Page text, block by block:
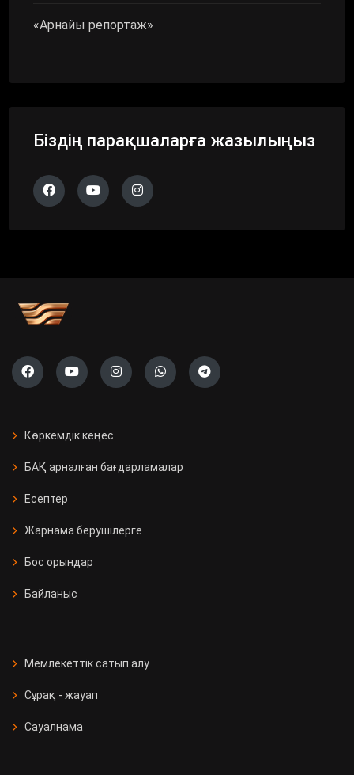
«Арнайы репортаж»
Біздің парақшаларға жазылыңыз
Көркемдік кеңес
БАҚ арналған бағдарламалар
Есептер
Жарнама берушілерге
Бос орындар
Байланыс
Мемлекеттік сатып алу
Сұрақ - жауап
Сауалнама